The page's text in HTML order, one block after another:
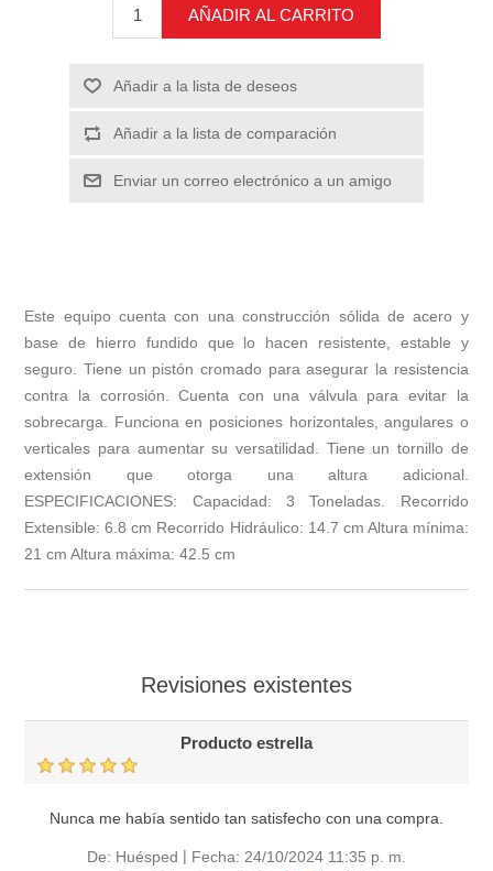
AÑADIR AL CARRITO
Añadir a la lista de deseos
Añadir a la lista de comparación
Enviar un correo electrónico a un amigo
Este equipo cuenta con una construcción sólida de acero y
base de hierro fundido que lo hacen resistente, estable y
seguro. Tiene un pistón cromado para asegurar la resistencia
contra la corrosión. Cuenta con una válvula para evitar la
sobrecarga. Funciona en posiciones horizontales, angulares o
verticales para aumentar su versatilidad. Tiene un tornillo de
extensión que otorga una altura adicional.
ESPECIFICACIONES: Capacidad: 3 Toneladas. Recorrido
Extensible: 6.8 cm Recorrido Hidráulico: 14.7 cm Altura mínima:
21 cm Altura máxima: 42.5 cm
Revisiones existentes
Producto estrella
Nunca me había sentido tan satisfecho con una compra.
De: Huésped | Fecha: 24/10/2024 11:35 p. m.